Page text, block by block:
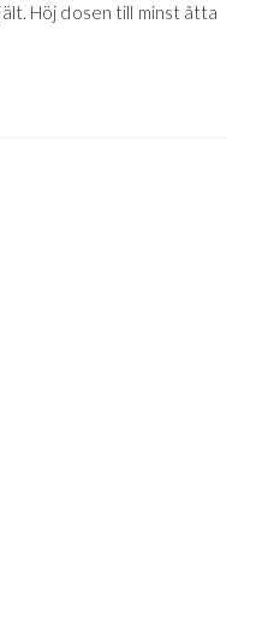
Höj dosen till minst åtta